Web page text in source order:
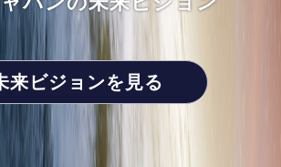
来ビジョンを見る